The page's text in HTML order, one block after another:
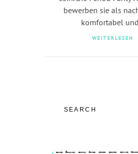
bewerben sie als
komfortabel
WEITERLESEN